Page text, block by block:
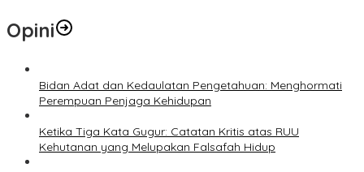
Opini
Bidan Adat dan Kedaulatan Pengetahuan: Menghormati
Perempuan Penjaga Kehidupan
Ketika Tiga Kata Gugur: Catatan Kritis atas RUU
Kehutanan yang Melupakan Falsafah Hidup